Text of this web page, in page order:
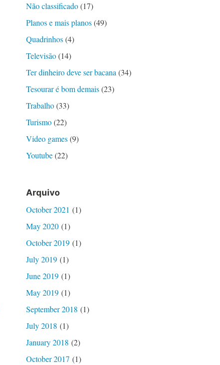
Não classificado(17)
Planos e mais planos(49)
Quadrinhos(4)
Televisão(14)
Ter dinheiro deve ser bacana(34)
Tesourar é bom demais(23)
Trabalho(33)
Turismo(22)
Video games(9)
Youtube(22)
Arquivo
October 2021 (1)
May 2020(1)
October 2019(1)
July 2019(1)
June 2019(1)
May 2019(1)
September 2018 (1)
July 2018 (1)
January 2018 (2)
October 2017 (1)